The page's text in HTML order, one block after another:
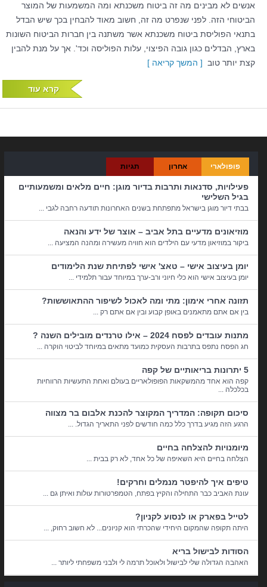
אנשים לא מבינים מה זה ביטוח משכנתא ומה המשמעות של המוצר
הביטוחי הזה. לפני שנפרט מה זה, חשוב מאוד להבחין בכך שיש הבדל
בתנאי הפוליסת ביטוח משכנתא אשר משתנה בין חברות הביטוח השונות
בארץ, הבדלים כגון גובה הפיצוי, עלות הפוליסה וכד'. אך על מנת להבין
קצת יותר טוב [ המשך קריאה ]
קרא עוד
פופולארי אחרון תגיות
פעילויות, סדנאות ותרבות בדיור מוגן: חיים מלאים ומשמעותיים
בגיל השלישי
בבתי דיור מוגן בישראל מתפתחת בשנים האחרונות תודעה רחבה לגבי ...
מוזיאונים מדעיים בתל אביב – אוצר של ידע והנאה
ביקור במוזיאון מדעי עם הילדים הוא חוויה מעשירה ומהנה המציעה ...
יומן בעיצוב אישי – טאצ' אישי לפתיחת שנת הלימודים
יומן בעיצוב אישי הוא כלי חיוני ורב-ערך במיוחד עבור תלמידי ...
תזונה אחרי אימון: מתי ומה לאכול לשיפור ההתאוששות?
בין אם אתם מתאמנים באופן קבוע ובין אם אתם רק ...
מתנות עובדים לפסח 2024 – אילו טרנדים מובילים השנה ?
חג הפסח נתפס בתרבות העסקית כמועד מתאים במיוחד לביטוי הוקרה ...
5 יתרונות בריאותיים של קפה
קפה הוא אחד מהמשקאות הפופולאריים בעולם ואחת התעשיות הרווחיות
בכלכלה ...
סיכום תקופה: המדריך המקוצר להכנת אלבום בר מצווה
הרגע הזה מגיע בדרך כלל כמה חודשים לפני התאריך הגדול. ...
מיומנויות להצלחה בחיים
הצלחה בחיים היא השאיפה של כל אחד, לא רק בבית ...
טיפים איך להיפטר מנמלים וחרקים!
עונת האביב כבר התחילה והקיץ בפתח, הטמפרטורות עולות ואיתן גם ...
לטייל בפארק או לנסוע לקניון?
היתה תקופה שהמקום היחידי שהכרתי הוא קניונים... לא חשוב רחוק, ...
הסודות לבישול בריא
האהבה הגדולה שלי לבישול ולאוכל תרמה לי ולבני משפחתי ליותר ...